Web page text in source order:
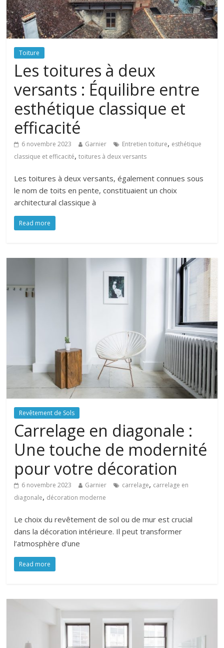
Toiture
Les toitures à deux
versants : Équilibre entre
esthétique classique et
efficacité
6 novembre 2023 Garnier Entretien toiture, esthétique
classique et efficacité,toitures à deux versants
Les toitures à deux versants, également connues sous
le nom de toits en pente, constituaient un choix
architectural classique à
Read more
Revêtement de Sols
Carrelage en diagonale :
Une touche de modernité
pour votre décoration
6 novembre 2023 Garnier carrelage, carrelage en
diagonale, décoration moderne
Le choix du revêtement de sol ou de mur est crucial
dans la décoration intérieure. Il peut transformer
l’atmosphère d’une
Read more